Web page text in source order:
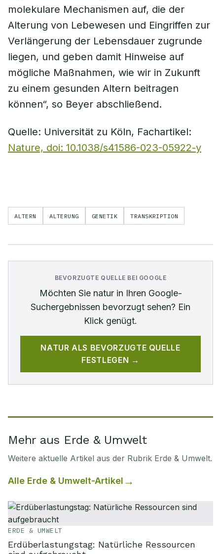
molekulare Mechanismen auf, die der
Alterung von Lebewesen und Eingriffen zur
Verlängerung der Lebensdauer zugrunde
liegen, und geben damit Hinweise auf
mögliche Maßnahmen, wie wir in Zukunft
zu einem gesunden Altern beitragen
können“, so Beyer abschließend.
Quelle: Universität zu Köln, Fachartikel:
Nature, doi: 10.1038/s41586-023-05922-y
ALTERN ALTERUNG GENETIK TRANSKRIPTION
BEVORZUGTE QUELLE BEI GOOGLE
Möchten Sie naturin Ihren Google-
Suchergebnissen bevorzugt sehen? Ein
Klick genügt.
NATUR ALS BEVORZUGTE QUELLE
FESTLEGEN →
Mehr aus Erde & Umwelt
Weitere aktuelle Artikel aus der Rubrik Erde & Umwelt.
Alle Erde & Umwelt-Artikel
ERDE & UMWELT
Erdüberlastungstag: Natürliche Ressourcen